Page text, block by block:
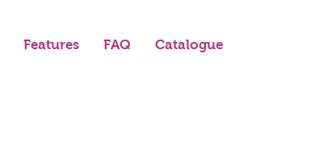
Features FAQ Catalogue